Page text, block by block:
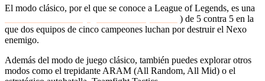
El modo clásico, por el que se conoce a League of Legends, es una
) de 5 contra 5 en la
que dos equipos de cinco campeones luchan por destruir el Nexo
enemigo.
Además del modo de juego clásico, también puedes explorar otros
modos como el trepidante ARAM (All Random, All Mid) o el